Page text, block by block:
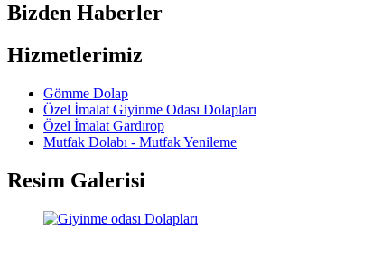
Bizden Haberler
Hizmetlerimiz
Gömme Dolap
Özel İmalat Giyinme Odası Dolapları
Özel İmalat Gardırop
Mutfak Dolabı - Mutfak Yenileme
Resim Galerisi